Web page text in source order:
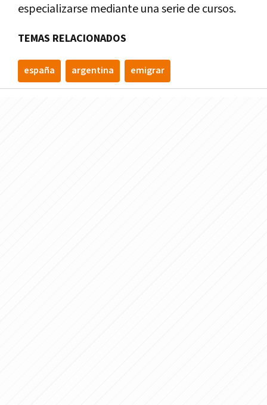
especializarse mediante una serie de cursos.
TEMAS RELACIONADOS
españa argentina emigrar